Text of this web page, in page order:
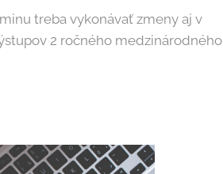
treba vykonávať zmeny aj v
2 ročného medzinárodného